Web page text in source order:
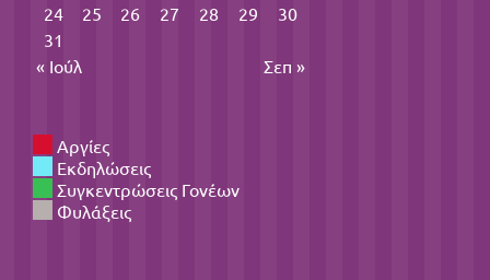
24
25 26 27 28 29
30
31
« Ιούλ
Σεπ »
Αργίες
Εκδηλώσεις
Συγκεντρώσεις Γονέων
Φυλάξεις